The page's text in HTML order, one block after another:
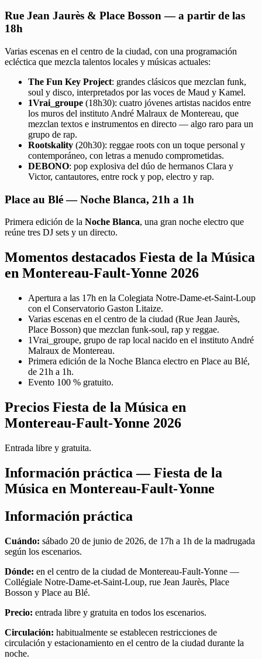
Rue Jean Jaurès & Place Bosson — a partir de las
18h
Varias escenas en el centro de la ciudad, con una programación
ecléctica que mezcla talentos locales y músicas actuales:
The Fun Key Project: grandes clásicos que mezclan funk,
soul y disco, interpretados por las voces de Maud y Kamel.
1Vrai_groupe (18h30): cuatro jóvenes artistas nacidos entre
los muros del instituto André Malraux de Montereau, que
mezclan textos e instrumentos en directo — algo raro para un
grupo de rap.
Rootskality (20h30): reggae roots con un toque personal y
contemporáneo, con letras a menudo comprometidas.
DEBONO: pop explosiva del dúo de hermanos Clara y
Victor, cantautores, entre rock y pop, electro y rap.
Place au Blé — Noche Blanca, 21h a 1h
Primera edición de la Noche Blanca, una gran noche electro que
reúne tres DJ sets y un directo.
Momentos destacados Fiesta de la Música
en Montereau-Fault-Yonne 2026
Apertura a las 17h en la Colegiata Notre-Dame-et-Saint-Loup
con el Conservatorio Gaston Litaize.
Varias escenas en el centro de la ciudad (Rue Jean Jaurès,
Place Bosson) que mezclan funk-soul, rap y reggae.
1Vrai_groupe, grupo de rap local nacido en el instituto André
Malraux de Montereau.
Primera edición de la Noche Blanca electro en Place au Blé,
de 21h a 1h.
Evento 100 % gratuito.
Precios Fiesta de la Música en
Montereau-Fault-Yonne 2026
Entrada libre y gratuita.
Información práctica — Fiesta de la
Música en Montereau-Fault-Yonne
Información práctica
Cuándo: sábado 20 de junio de 2026, de 17h a 1h de la madrugada
según los escenarios.
Dónde: en el centro de la ciudad de Montereau-Fault-Yonne —
Collégiale Notre-Dame-et-Saint-Loup, rue Jean Jaurès, Place
Bosson y Place au Blé.
Precio: entrada libre y gratuita en todos los escenarios.
Circulación: habitualmente se establecen restricciones de
circulación y estacionamiento en el centro de la ciudad durante la
noche.